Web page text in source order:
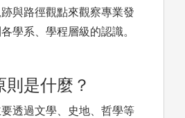
與路徑觀點來觀察專業發
學系、學程層級的認識。
是什麼？
透過文學、史地、哲學等